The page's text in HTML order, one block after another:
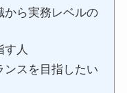
から実務レベルの
す人
ンスを目指したい